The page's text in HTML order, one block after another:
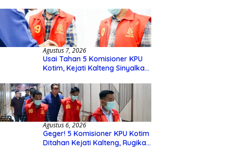
Agustus 7, 2026
Usai Tahan 5 Komisioner KPU
Kotim, Kejati Kalteng Sinyalkan
Hibah Rp40 Miliar
Agustus 6, 2026
Geger! 5 Komisioner KPU Kotim
Ditahan Kejati Kalteng, Rugikan